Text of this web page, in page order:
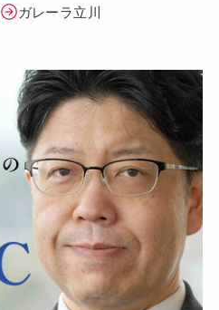
ガレーラ立川